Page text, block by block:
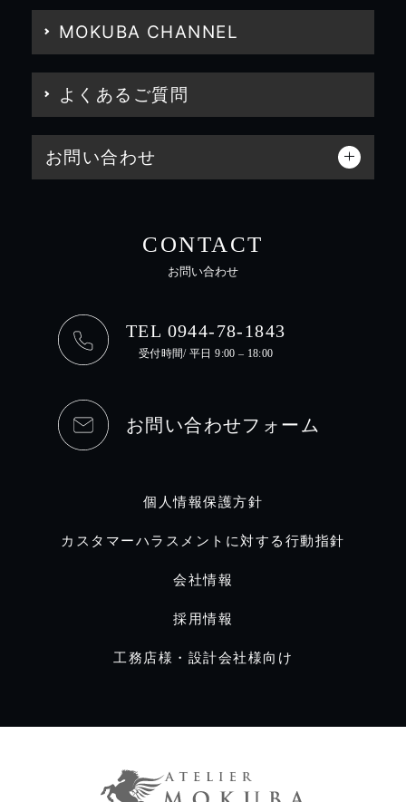
MOKUBA CHANNEL
よくあるご質問
お問い合わせ
CONTACT
お問い合わせ
TEL 0944-78-1843
受付時間/ 平日 9:00 – 18:00
お問い合わせフォーム
個人情報保護方針
カスタマーハラスメントに対する行動指針
会社情報
採用情報
工務店様・設計会社様向け